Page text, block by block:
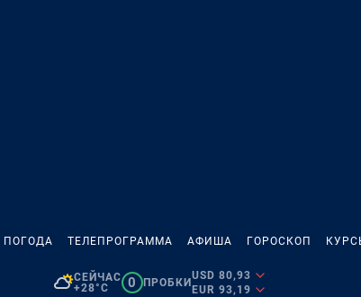
ПОГОДА ТЕЛЕПРОГРАММА АФИША ГОРОСКОП
СЕЙЧАС
+28°C
0 ПРОБКИ
USD 80,93
EUR 93,19